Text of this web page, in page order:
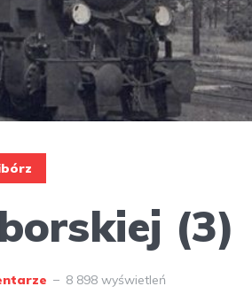
(3)
8 898 wyświetleń